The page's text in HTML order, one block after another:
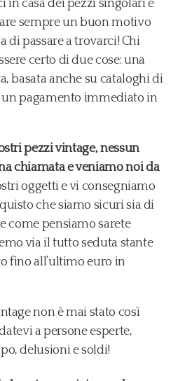
in casa dei pezzi singolari e
sempre un buon motivo
di passare a trovarci! Chi
certo di due cose: una
basata anche su cataloghi di
pagamento immediato in
pezzi vintage, nessun
chiamata e veniamo noi da
oggetti e vi consegniamo
che siamo sicuri sia di
come pensiamo sarete
via il tutto seduta stante
fino all’ultimo euro in
non è mai stato così
a persone esperte,
delusioni e soldi!